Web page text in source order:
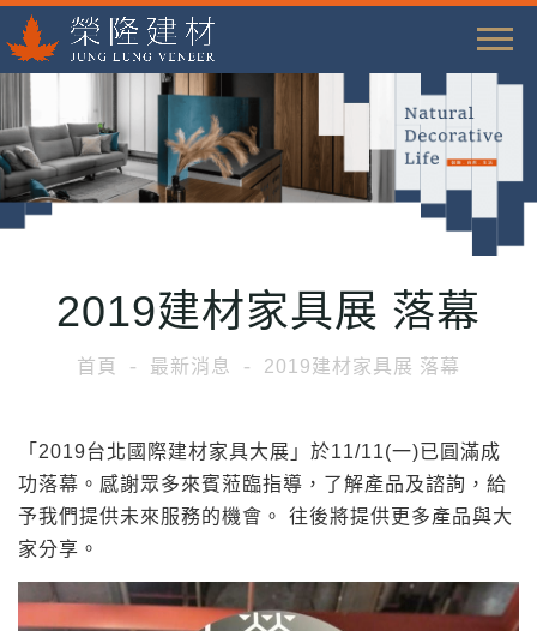
T
o
g
l
e
n
t
i
o
2019建材家具展 落幕
首頁 最新消息 2019建材家具展 落幕
「2019台北國際建材家具大展」於11/11(一)已圓滿成
功落幕。感謝眾多來賓蒞臨指導，了解產品及諮詢，給
予我們提供未來服務的機會。 往後將提供更多產品與大
家分享。